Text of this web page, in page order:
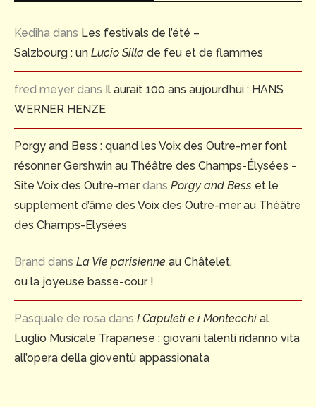
Kediha dans Les festivals de l’été –
Salzbourg : un Lucio Silla de feu et de flammes
fred meyer dans Il aurait 100 ans aujourd’hui : HANS
WERNER HENZE
Porgy and Bess : quand les Voix des Outre-mer font
résonner Gershwin au Théâtre des Champs-Élysées -
Site Voix des Outre-merdans Porgy and Bess et le
supplément d’âme des Voix des Outre-mer au Théâtre
des Champs-Elysées
Brand dans La Vie parisienne au Châtelet,
ou la joyeuse basse-cour !
Pasquale de rosa dans I Capuleti e i Montecchi al
Luglio Musicale Trapanese : giovani talenti ridanno vita
all’opera della gioventù appassionata